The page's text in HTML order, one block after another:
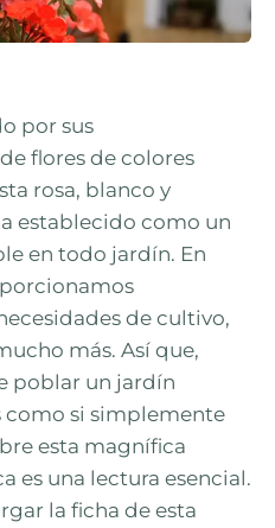
por sus
flores de colores
rosa, blanco y
establecido como un
en todo jardín. En
de cultivo,
más. Así que,
poblar un jardín
si simplemente
esta magnífica
es una lectura esencial.
la ficha de esta